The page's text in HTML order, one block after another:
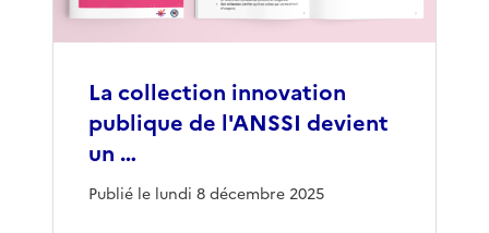
La collection innovation
publique de l'ANSSI devient
un …
Publié le lundi 8 décembre 2025